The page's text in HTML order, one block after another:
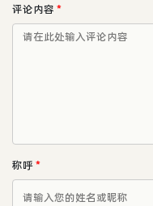
评论内容 *
称呼*